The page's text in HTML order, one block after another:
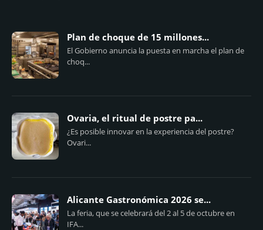
Plan de choque de 15 millones...
El Gobierno anuncia la puesta en marcha el plan de
choq...
Ovaria, el ritual de postre pa...
¿Es posible innovar en la experiencia del postre?
Ovari...
Alicante Gastronómica 2026 se...
La feria, que se celebrará del 2 al 5 de octubre en
IFA...